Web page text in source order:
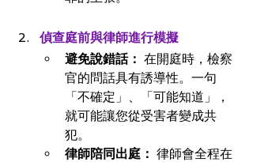
偵查庭前與律師進行模擬
避免說錯話： 在開庭時，檢察
官的問話具有誘導性。一句
「不確定」、「可能知道」，
就可能讓您從受害者變成共
犯。
律師陪同出庭： 律師會全程在